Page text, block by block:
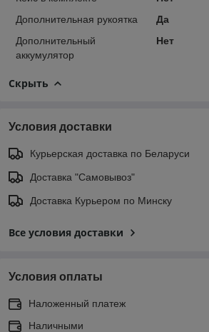
Дополнительная рукоятка
Да
Дополнительный
аккумулятор
Нет
Скрыть
Условия доставки
Курьерская доставка по Беларуси
Доставка "Самовывоз"
Доставка Курьером по Минску
Все условия доставки
Условия оплаты
Наложенный платеж
Наличными